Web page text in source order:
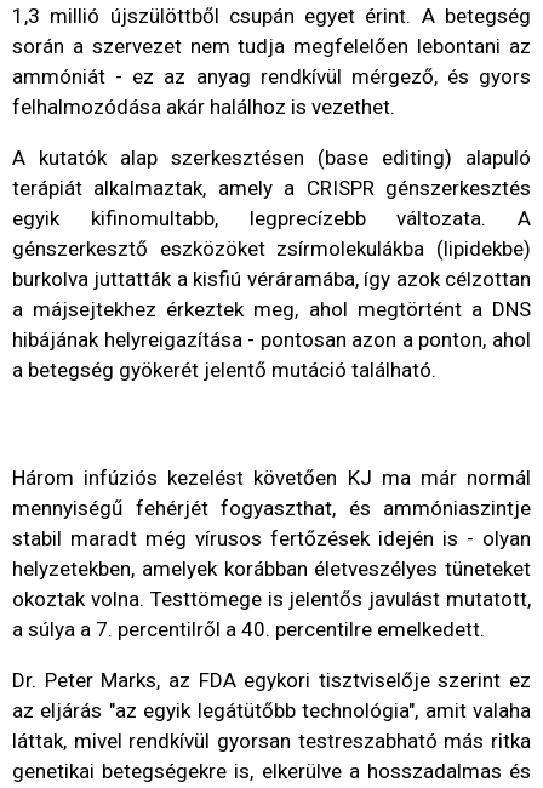
1,3 millió újszülöttből csupán egyet érint. A betegség
során a szervezet nem tudja megfelelően lebontani az
ammóniát - ez az anyag rendkívül mérgező, és gyors
felhalmozódása akár halálhoz is vezethet.
A kutatók alap szerkesztésen (base editing) alapuló
terápiát alkalmaztak, amely a CRISPR génszerkesztés
egyik kifinomultabb, legprecízebb változata. A
génszerkesztő eszközöket zsírmolekulákba (lipidekbe)
burkolva juttatták a kisfiú véráramába, így azok célzottan
a májsejtekhez érkeztek meg, ahol megtörtént a DNS
hibájának helyreigazítása - pontosan azon a ponton, ahol
a betegség gyökerét jelentő mutáció található.
Három infúziós kezelést követően KJ ma már normál
mennyiségű fehérjét fogyaszthat, és ammóniaszintje
stabil maradt még vírusos fertőzések idején is - olyan
helyzetekben, amelyek korábban életveszélyes tüneteket
okoztak volna. Testtömege is jelentős javulást mutatott,
a súlya a 7. percentilről a 40. percentilre emelkedett.
Dr. Peter Marks, az FDA egykori tisztviselője szerint ez
az eljárás "az egyik legátütőbb technológia", amit valaha
láttak, mivel rendkívül gyorsan testreszabható más ritka
genetikai betegségekre is, elkerülve a hosszadalmas és